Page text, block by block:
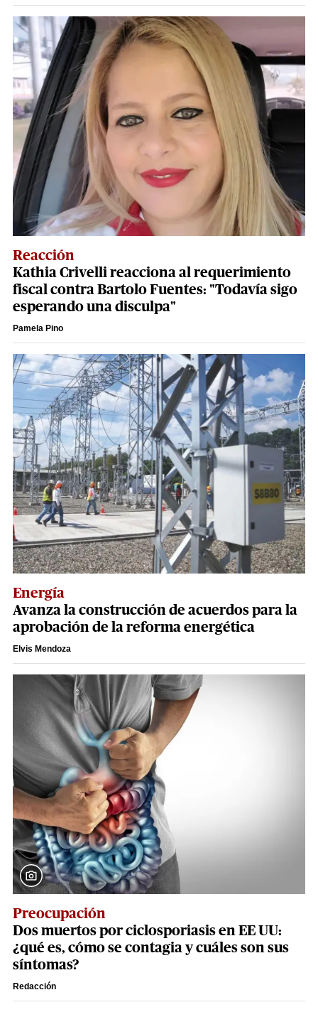
Reacción
Kathia Crivelli reacciona al requerimiento
fiscal contra Bartolo Fuentes: "Todavía sigo
esperando una disculpa"
Pamela Pino
Energía
Avanza la construcción de acuerdos para la
aprobación de la reforma energética
Elvis Mendoza
Preocupación
Dos muertos por ciclosporiasis en EE UU:
¿qué es, cómo se contagia y cuáles son sus
síntomas?
Redacción